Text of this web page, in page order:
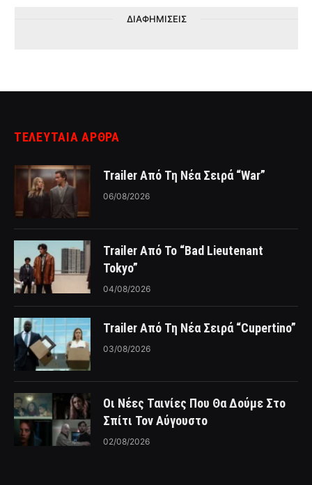
ΔΙΑΦΗΜΙΣΕΙΣ
ΤΕΛΕΥΤΑΙΑ ΑΡΘΡΑ
Trailer Από Τη Νέα Σειρά “War”
06/08/2026
Trailer Από Το “Bad Lieutenant
Tokyo”
04/08/2026
Trailer Από Τη Νέα Σειρά “Cupertino”
03/08/2026
Οι Νέες Ταινίες Που Θα Δούμε Στο
Σπίτι Τον Αύγουστο
02/08/2026